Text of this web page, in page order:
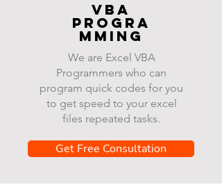
VBA
progra
mming
We are Excel VBA
Programmers who can
program quick codes for you
to get speed to your excel
files repeated tasks.
Get Free Consultation